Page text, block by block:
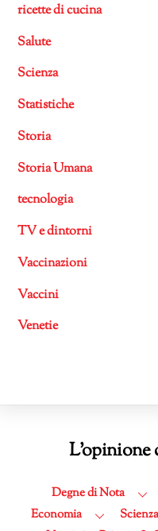
ricette di cucina
Salute
Scienza
Statistiche
Storia
Storia Umana
tecnologia
TV e dintorni
Vaccinazioni
Vaccini
Venetie
L'opinione
Degne di Nota
Economia
Scienza